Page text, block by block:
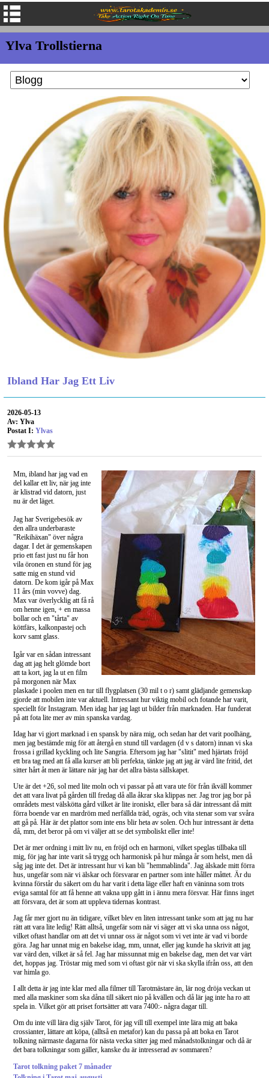
Ylva Trollstierna
Ibland Har Jag Ett Liv
2026-05-13
Av: Ylva
Postat I: Ylvas
Mm, ibland har jag vad en
del kallar ett liv, när jag inte
är klistrad vid datorn, just
nu är det läget.
Jag har Sverigebesök av
den allra underbaraste
"Reikihäxan" över några
dagar. I det är gemenskapen
prio ett fast just nu får hon
vila öronen en stund för jag
satte mig en stund vid
datorn. De kom igår på Max
11 års (min vovve) dag.
Max var överlycklig att få rå
om henne igen, + en massa
bollar och en "tårta" av
köttfärs, kalkonpastej och
korv samt glass.
Igår var en sådan intressant
dag att jag helt glömde bort
att ta kort, jag la ut en film
på morgonen när Max
plaskade i poolen men en tur till flygplatsen (30 mil t o r) samt glädjande gemenskap
gjorde att mobilen inte var aktuell. Intressant hur viktig mobil och fotande har varit,
speciellt för Instagram. Men idag har jag lagt ut bilder från marknaden. Har funderat
på att fota lite mer av min spanska vardag.
Idag har vi gjort marknad i en spansk by nära mig, och sedan har det varit poolhäng,
men jag bestämde mig för att återgå en stund till vardagen (d v s datorn) innan vi ska
frossa i grillad kyckling och lite Sangria. Eftersom jag har "slitit" med hjärtats fröjd
ett bra tag med att få alla kurser att bli perfekta, tänkte jag att jag är värd lite fritid, det
sitter hårt åt men är lättare när jag har det allra bästa sällskapet.
Ute är det +26, sol med lite moln och vi passar på att vara ute för från ikväll kommer
det att vara livat på gården till fredag då alla åkrar ska klippas ner. Jag tror jag bor på
områdets mest välskötta gård vilket är lite ironiskt, eller bara så där intressant då mitt
förra boende var en mardröm med nerfällda träd, ogräs, och vita stenar som var svåra
att gå på. Här är det plattor som inte ens blir heta av solen. Och hur intressant är detta
då, mm, det beror på om vi väljer att se det symboliskt eller inte!
Det är mer ordning i mitt liv nu, en fröjd och en harmoni, vilket speglas tillbaka till
mig, för jag har inte varit så trygg och harmonisk på hur många år som helst, men då
såg jag inte det. Det är intressant hur vi kan bli "hemmablinda". Jag älskade mitt förra
hus, ungefär som när vi älskar och försvarar en partner som inte håller måttet. Är du
kvinna förstår du säkert om du har varit i detta läge eller haft en väninna som trots
eviga samtal för att få henne att vakna upp gått in i ännu mera försvar. Här finns inget
att försvara, det är som att uppleva tidernas kontrast.
Jag får mer gjort nu än tidigare, vilket blev en liten intressant tanke som att jag nu har
rätt att vara lite ledig! Rätt alltså, ungefär som när vi säger att vi ska unna oss något,
vilket oftast handlar om att det vi unnar oss är något som vi vet inte är vad vi borde
göra. Jag har unnat mig en bakelse idag, mm, unnat, eller jag kunde ha skrivit att jag
var värd den, vilket är så fel. Jag har missunnat mig en bakelse dag, men det var värt
det, hoppas jag. Tröstar mig med som vi oftast gör när vi ska skylla ifrån oss, att den
var himla go.
I allt detta är jag inte klar med alla filmer till Tarotmästare än, lär nog dröja veckan ut
med alla maskiner som ska dåna till säkert nio på kvällen och då lär jag inte ha ro att
spela in. Vilket gör att priset fortsätter att vara 7400:- några dagar till.
Om du inte vill lära dig själv Tarot, för jag vill till exempel inte lära mig att baka
crossianter, lättare att köpa, (alltså en metafor) kan du passa på att boka en Tarot
tolkning närmaste dagarna för nästa vecka sitter jag med månadstolkningar och då är
det bara tolkningar som gäller, kanske du är intresserad av sommaren?
Tarot tolkning paket 7 månader